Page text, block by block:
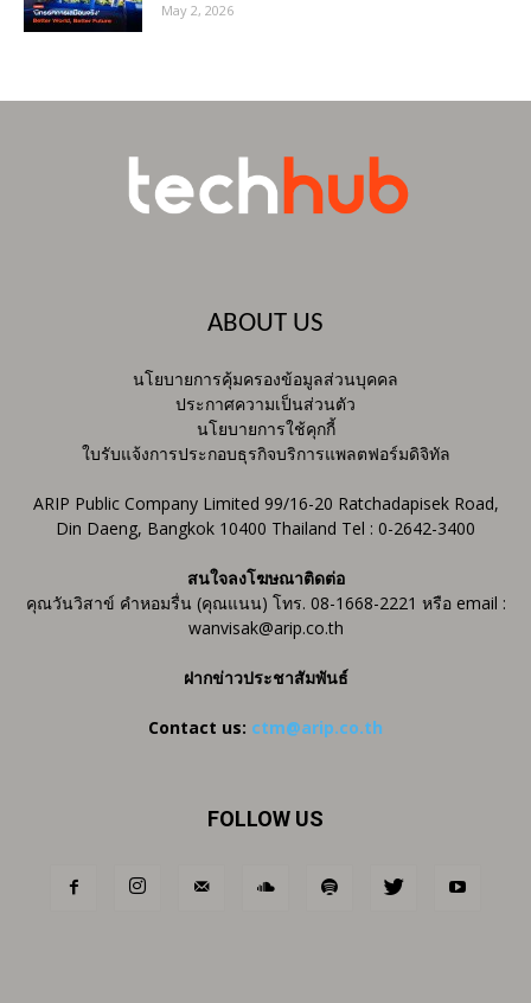
May 2, 2026
ABOUT US
นโยบายการคุ้มครองข้อมูลส่วนบุคคล
ประกาศความเป็นส่วนตัว
นโยบายการใช้คุกกี้
ใบรับแจ้งการประกอบธุรกิจบริการแพลตฟอร์มดิจิทัล
ARIP Public Company Limited 99/16-20 Ratchadapisek Road,
Din Daeng, Bangkok 10400 Thailand Tel : 0-2642-3400
สนใจลงโฆษณาติดต่อ
คุณวันวิสาข์ คำหอมรื่น (คุณแนน) โทร. 08-1668-2221 หรือ email :
wanvisak@arip.co.th
ฝากข่าวประชาสัมพันธ์
Contact us: ctm@arip.co.th
FOLLOW US